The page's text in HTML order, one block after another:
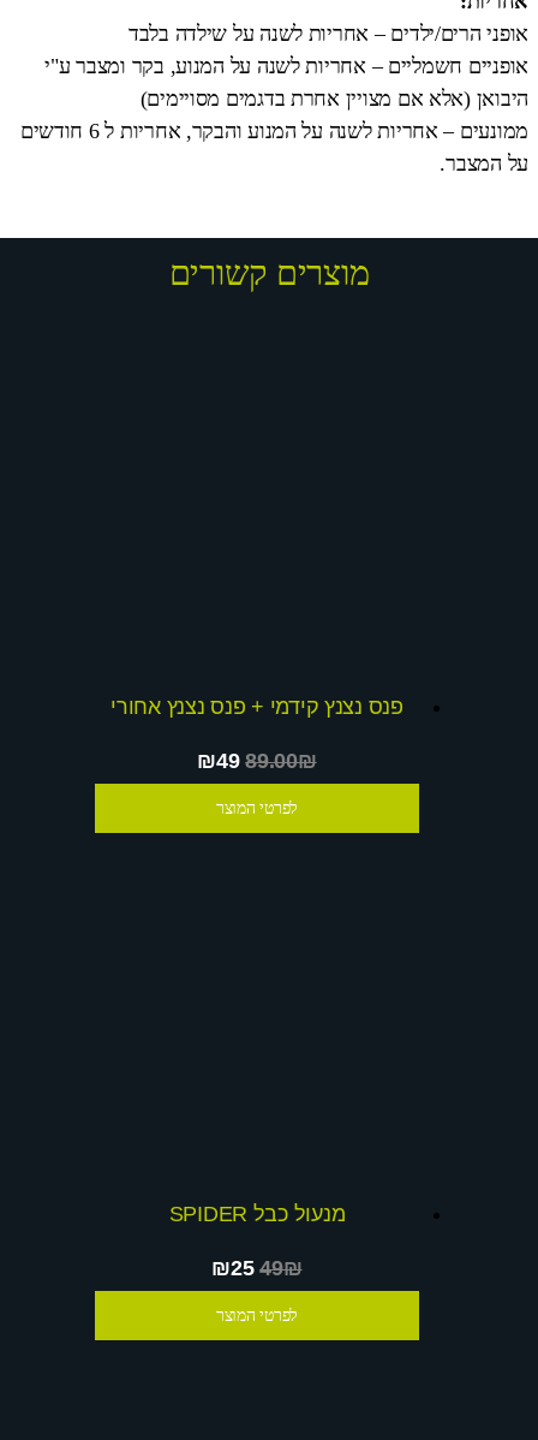
אופני הרים/ילדים – אחריות לשנה על שילדה בלבד
אופניים חשמליים – אחריות לשנה על המנוע, בקר ומצבר ע"י
היבואן (אלא אם מצויין אחרת בדגמים מסויימים)
ממונעים – אחריות לשנה על המנוע והבקר, אחריות ל 6 חודשים
על המצבר.
מוצרים קשורים
פנס נצנץ קידמי + פנס נצנץ אחורי
₪4989.00₪
לפרטי המוצר
מנעול כבל SPIDER
₪2549₪
לפרטי המוצר